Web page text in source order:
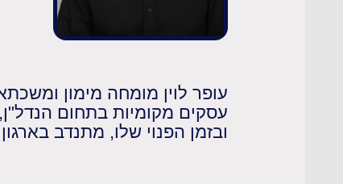
עופר לוין מומחה מימון
עסקים מקומיות בתחום
ובזמן הפנוי שלו, מתנדב